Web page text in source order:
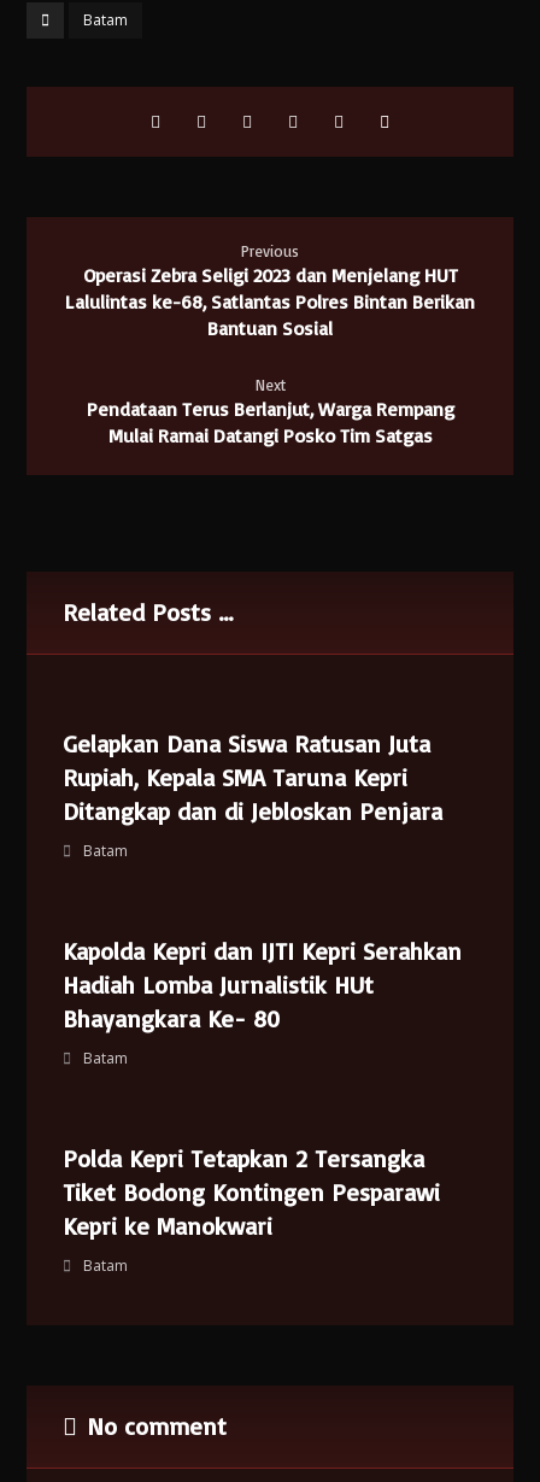
Batam
Previous
Operasi Zebra Seligi 2023 dan Menjelang HUT
Lalulintas ke-68, Satlantas Polres Bintan Berikan
Bantuan Sosial
Next
Pendataan Terus Berlanjut, Warga Rempang
Mulai Ramai Datangi Posko Tim Satgas
Related Posts ...
Gelapkan Dana Siswa Ratusan Juta
Rupiah, Kepala SMA Taruna Kepri
Ditangkap dan di Jebloskan Penjara
Batam
Kapolda Kepri dan IJTI Kepri Serahkan
Hadiah Lomba Jurnalistik HUt
Bhayangkara Ke- 80
Batam
Polda Kepri Tetapkan 2 Tersangka
Tiket Bodong Kontingen Pesparawi
Kepri ke Manokwari
Batam
No comment